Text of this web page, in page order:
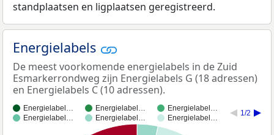
standplaatsen en ligplaatsen geregistreerd.
Energielabels
De meest voorkomende energielabels in de Zuid
Esmarkerrondweg zijn Energielabels G (18 adressen)
en Energielabels C (10 adressen).
Energielabel… Energielabel…
Energielabel…
Energielabel…
Energielabel… Energielabel…
1/2